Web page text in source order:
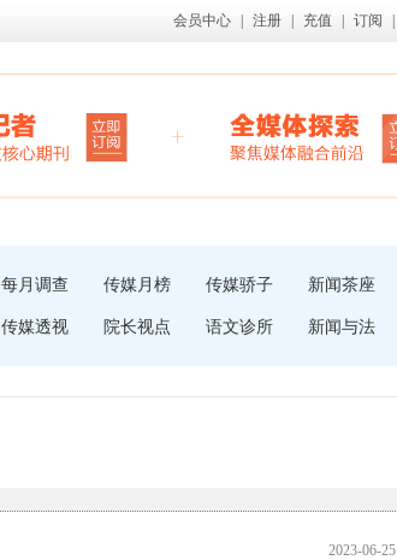
会员中心 注册 充值 订阅
每月调查 传媒月榜 传媒骄子 新闻茶座
传媒透视 院长视点 语文诊所 新闻与法
2023-06-25